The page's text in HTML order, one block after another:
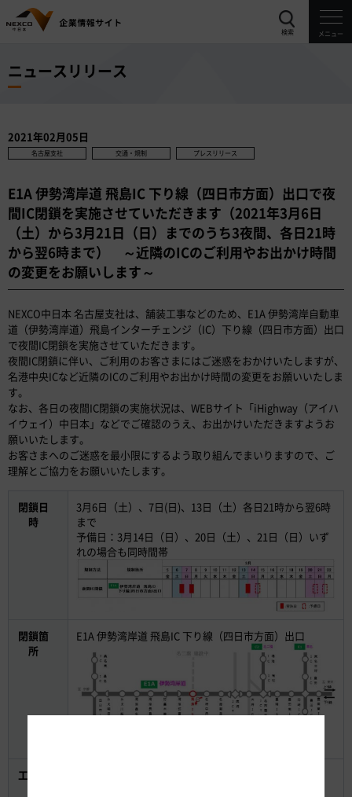
検索 メニュー
ニュースリリース
2021年02月05日
名古屋支社 交通・規制 プレスリリース
E1A 伊勢湾岸道 飛島IC 下り線（四日市方面）出口で夜
間IC閉鎖を実施させていただきます（2021年3月6日
（土）から3月21日（日）までのうち3夜間、各日21時
から翌6時まで） ～近隣のICのご利用やお出かけ時間
の変更をお願いします～
NEXCO中日本 名古屋支社は、舗装工事などのため、E1A 伊勢湾岸自動車
道（伊勢湾岸道）飛島インターチェンジ（IC）下り線（四日市方面）出口
で夜間IC閉鎖を実施させていただきます。
夜間IC閉鎖に伴い、ご利用のお客さまにはご迷惑をおかけいたしますが、
名港中央ICなど近隣のICのご利用やお出かけ時間の変更をお願いいたしま
す。
なお、各日の夜間IC閉鎖の実施状況は、WEBサイト「iHighway（アイハ
イウェイ）中日本」などでご確認のうえ、お出かけいただきますようお
願いいたします。
お客さまへのご迷惑を最小限にするよう取り組んでまいりますので、ご
理解とご協力をお願いいたします。
閉鎖日
時
3月6日（土）、7日(日)、13日（土）各日21時から翌6時
まで
予備日：3月14日（日）、20日（土）、21日（日）いず
れの場合も同時間帯
閉鎖箇
所
E1A 伊勢湾岸道 飛島IC 下り線（四日市方面）出口
工事内